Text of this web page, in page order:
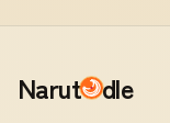
Narut dle